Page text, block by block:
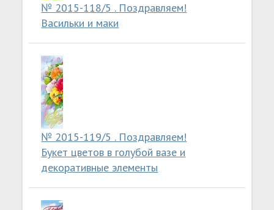
№ 2015-118/5 . Поздравляем!
Васильки и маки
№ 2015-119/5 . Поздравляем!
Букет цветов в голубой вазе и
декоративные элементы